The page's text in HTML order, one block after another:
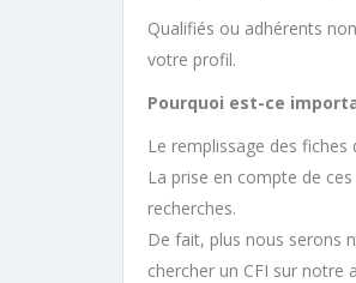
Qualifiés ou adhérents
votre profil.
Pourquoi est-ce
Le remplissage des
La prise en compte de
recherches.
De fait, plus nous serons
chercher un CFI sur notre